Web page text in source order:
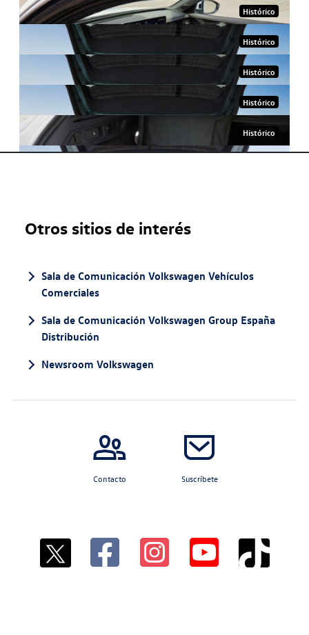
Histórico
Histórico
Histórico
Histórico
Histórico
Histórico
Mostrando 30 de 590 imágenes
Otros sitios de interés
Sala de Comunicación Volkswagen Vehículos
Comerciales
Sala de Comunicación Volkswagen Group España
Distribución
Newsroom Volkswagen
Contacto Suscríbete